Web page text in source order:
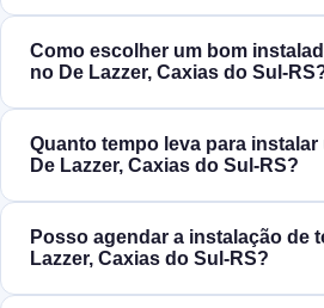
Como escolher um bom
no De Lazzer, Caxias do
Quanto tempo leva para
De Lazzer, Caxias do Sul‑RS?
Posso agendar a instalação de
Lazzer, Caxias do Sul‑RS?